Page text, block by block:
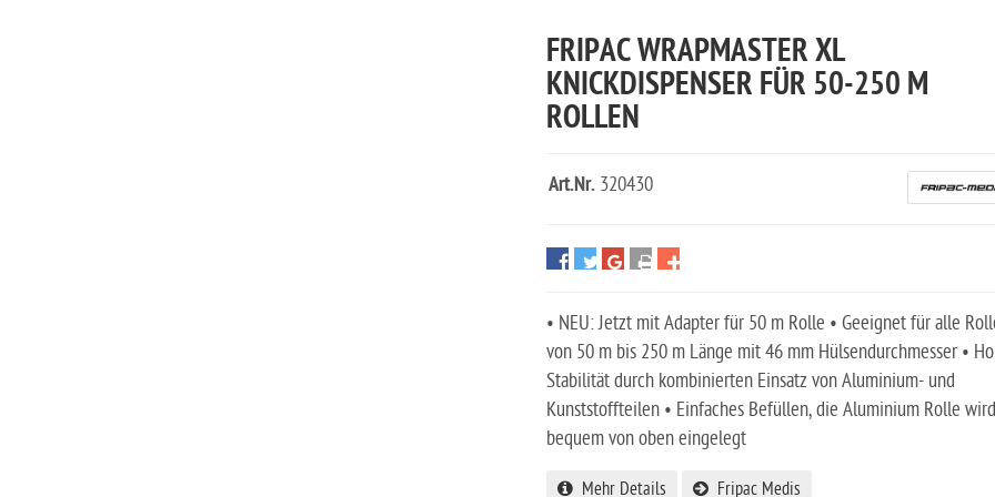
FRIPAC WRAPMASTER XL
KNICKDISPENSER FÜR 50-250 M
ROLLEN
Art.Nr. 320430
• NEU: Jetzt mit Adapter für 50 m Rolle • Geeignet für alle
von 50 m bis 250 m Länge mit 46 mm Hülsendurchmesser •
Stabilität durch kombinierten Einsatz von Aluminium- und
Kunststoffteilen • Einfaches Befüllen, die Aluminium Rolle wird
bequem von oben eingelegt
Mehr Details Fripac Medis